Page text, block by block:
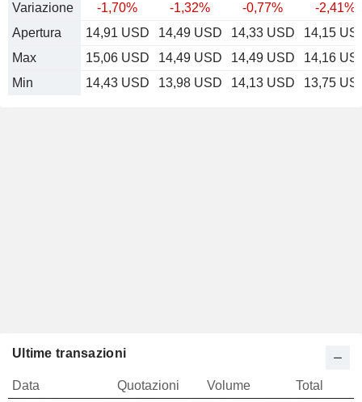
Variazione
-1,70% -1,32% -0,77%
-2,41%
Apertura
14,91 USD 14,49 USD 14,33 USD
14,15
Max
15,06 USD 14,49 USD 14,49 USD
14,16
Min
14,43 USD 13,98 USD 14,13 USD 13,75
Ultime transazioni
Data Quotazioni Volume
Total